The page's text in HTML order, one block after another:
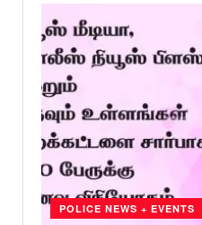
POLICE NEWS + EVENTS